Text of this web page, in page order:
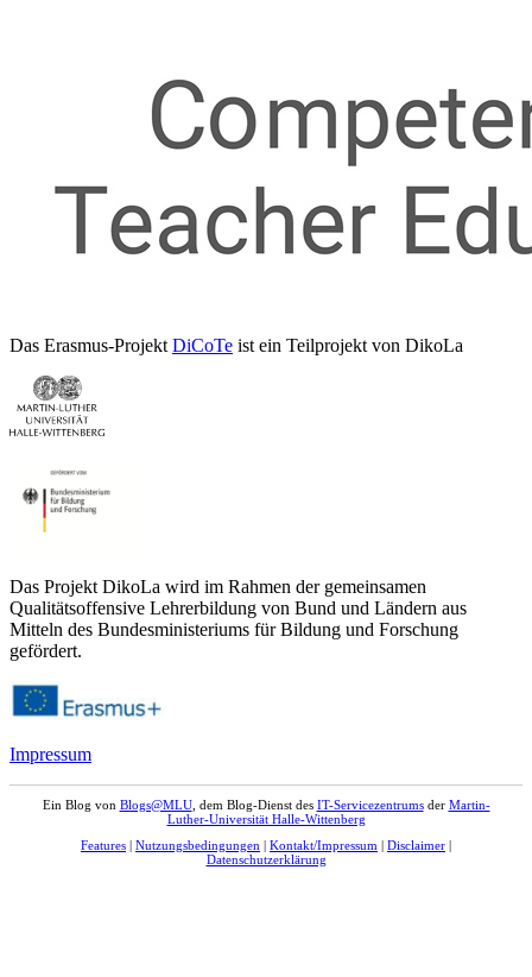
Das Erasmus-Projekt DiCoTe ist ein Teilprojekt von DikoLa
Das Projekt DikoLa wird im Rahmen der gemeinsamen
Qualitätsoffensive Lehrerbildung von Bund und Ländern aus
Mitteln des Bundesministeriums für Bildung und Forschung
gefördert.
Impressum
Ein Blog von Blogs@MLU, dem Blog-Dienst des IT-Servicezentrumsder Martin-
Luther-Universität Halle-Wittenberg
Features | Nutzungsbedingungen | Kontakt/Impressum | Disclaimer |
Datenschutzerklärung